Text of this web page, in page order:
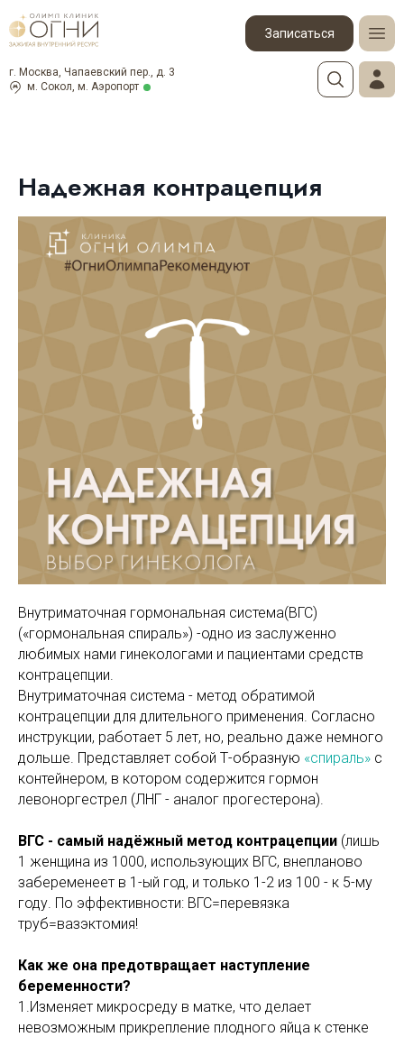
Записаться
м. Сокол, м. Аэропорт
г. Москва, Чапаевский пер., д. 3
Надежная контрацепция
Внутриматочная гормональная система(ВГС)
(«гормональная спираль») -одно из заслуженно
любимых нами гинекологами и пациентами средств
контрацепции.
Внутриматочная система - метод обратимой
контрацепции для длительного применения. Согласно
инструкции, работает 5 лет, но, реально даже немного
дольше. Представляет собой Т-образную «спираль» с
контейнером, в котором содержится гормон
левоноргестрел (ЛНГ - аналог прогестерона).
ВГС - самый надёжный метод контрацепции (лишь
1 женщина из 1000, использующих ВГС, внепланово
забеременеет в 1-ый год, и только 1-2 из 100 - к 5-му
году. По эффективности: ВГС=перевязка
труб=вазэктомия!
Как же она предотвращает наступление
беременности?
1.Изменяет микросреду в матке, что делает
невозможным прикрепление плодного яйца к стенке